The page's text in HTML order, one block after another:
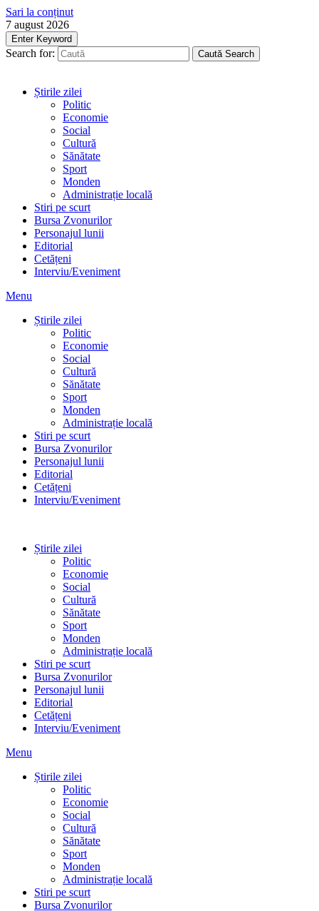
Sari la conținut
7 august 2026
Enter Keyword
Search for: Caută Search
Știrile zilei
Politic
Economie
Social
Cultură
Sănătate
Sport
Monden
Administrație locală
Stiri pe scurt
Bursa Zvonurilor
Personajul lunii
Editorial
Cetățeni
Interviu/Eveniment
Menu
Știrile zilei
Politic
Economie
Social
Cultură
Sănătate
Sport
Monden
Administrație locală
Stiri pe scurt
Bursa Zvonurilor
Personajul lunii
Editorial
Cetățeni
Interviu/Eveniment
Știrile zilei
Politic
Economie
Social
Cultură
Sănătate
Sport
Monden
Administrație locală
Stiri pe scurt
Bursa Zvonurilor
Personajul lunii
Editorial
Cetățeni
Interviu/Eveniment
Menu
Știrile zilei
Politic
Economie
Social
Cultură
Sănătate
Sport
Monden
Administrație locală
Stiri pe scurt
Bursa Zvonurilor